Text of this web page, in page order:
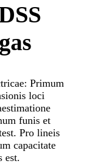
Primum
loci
funis et
Pro lineis
capacitate
est.